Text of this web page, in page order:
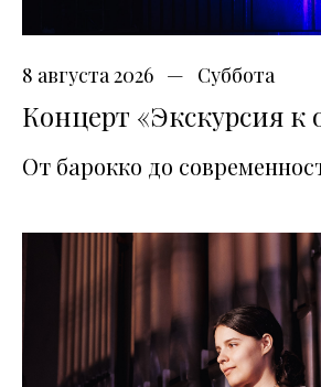
8 августа 2026 Суббота
Концерт «Экскурсия к
От барокко до